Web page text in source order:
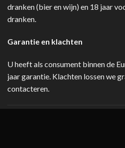
dranken (bier en wijn) en 18 jaar
dranken.
Garantie en klachten
U heeft als consument binnen de
jaar garantie. Klachten lossen we
contacteren.